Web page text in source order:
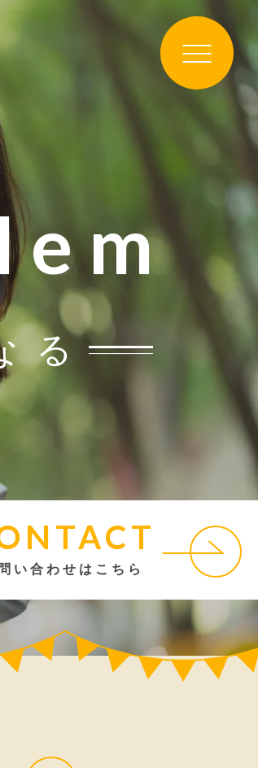
る
い合わせはこちら